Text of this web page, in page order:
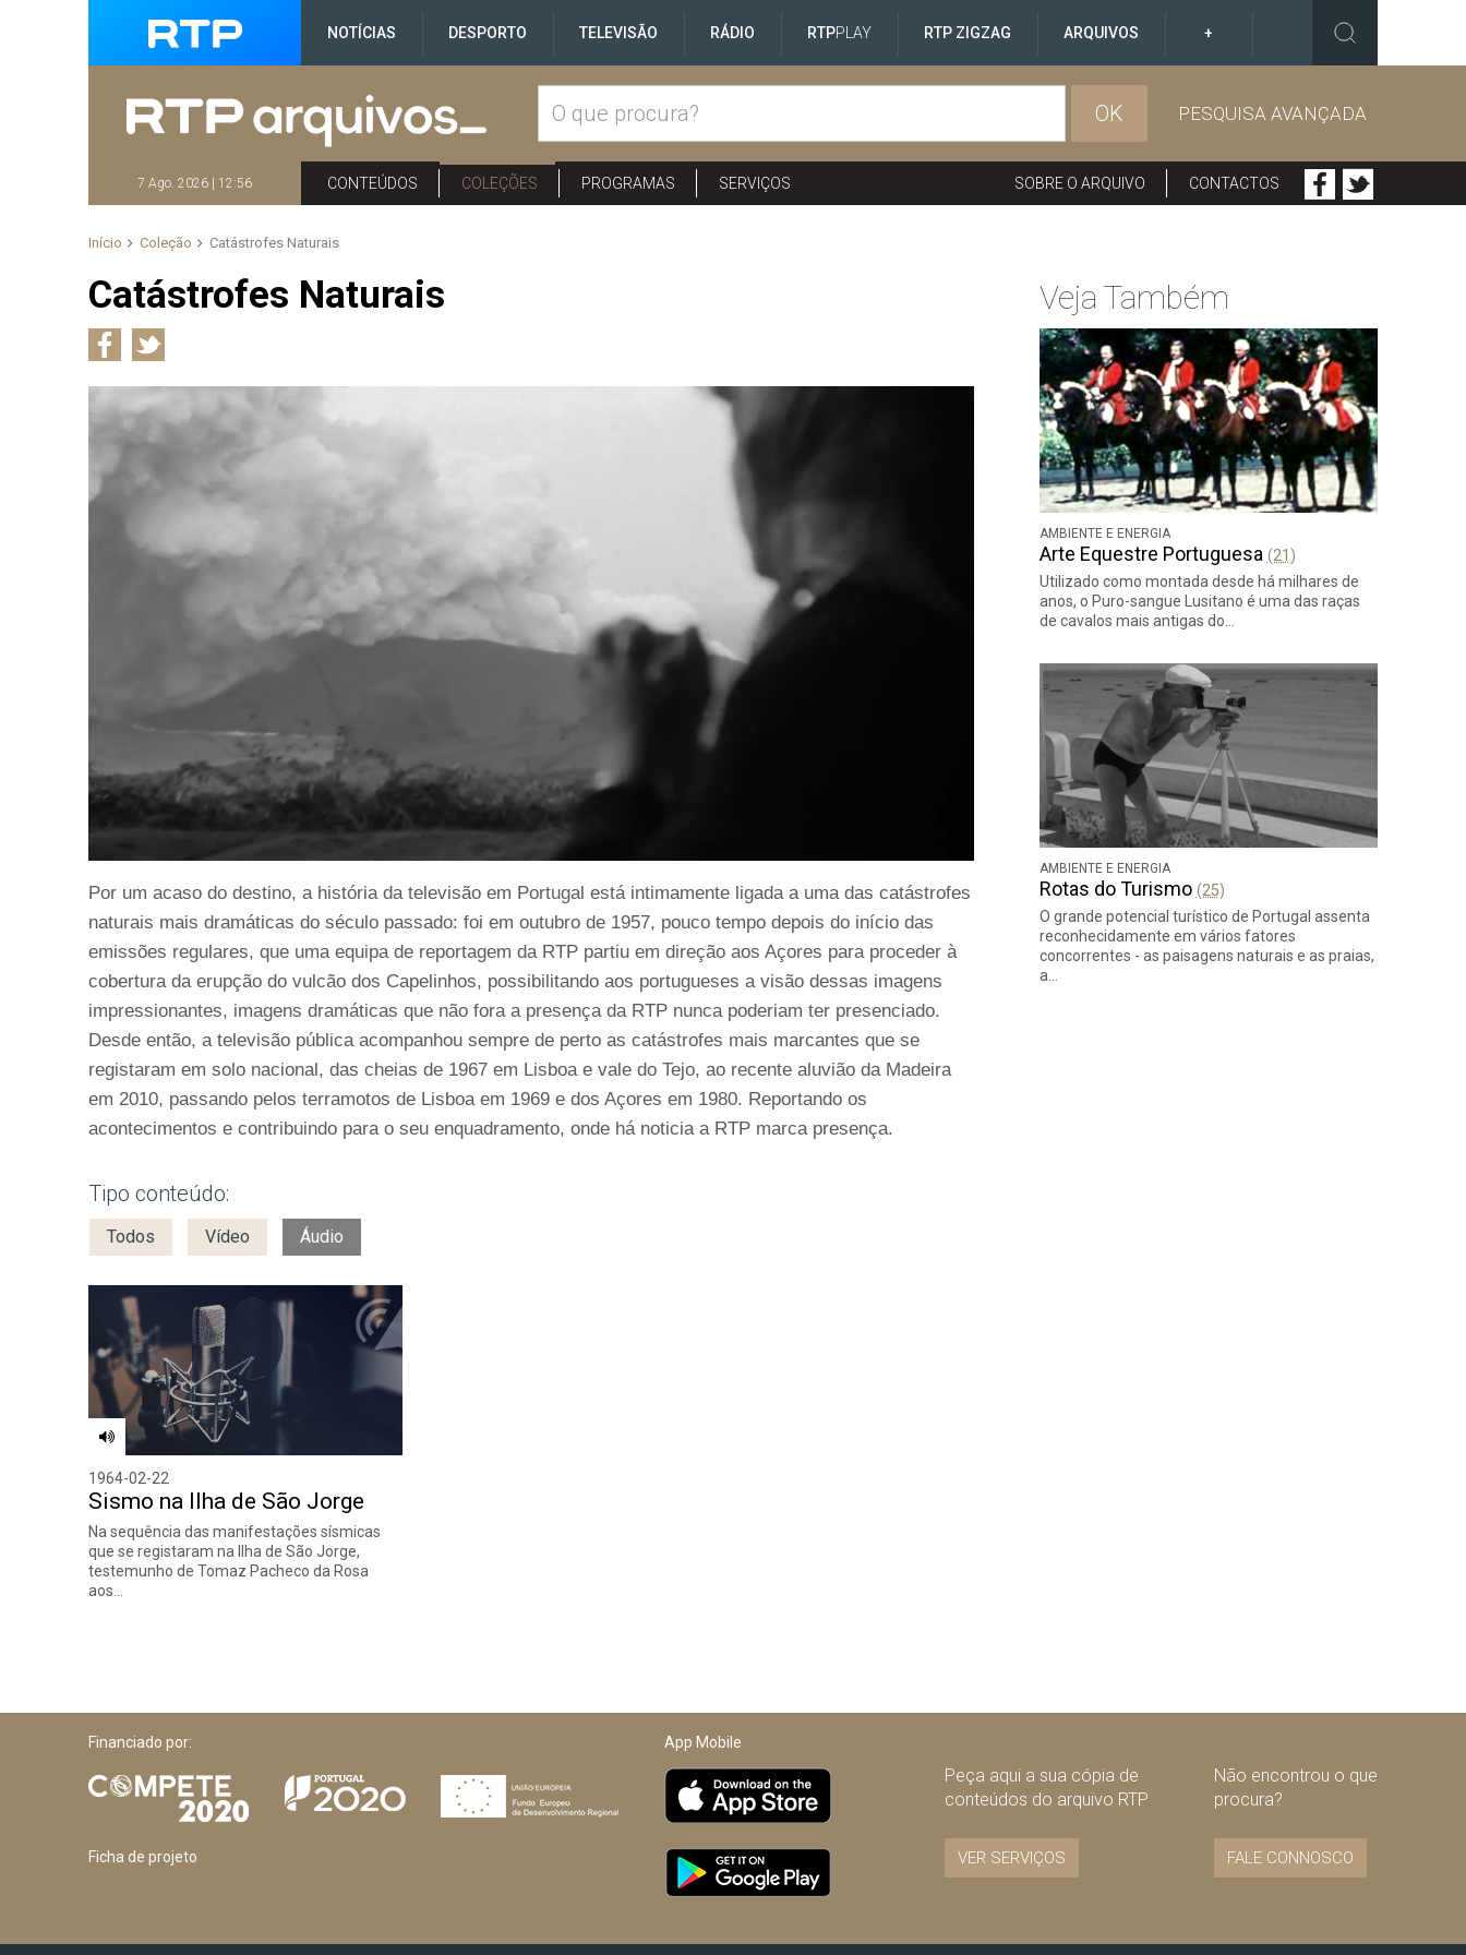
NOTÍCIAS DESPORTO TELEVISÃO RÁDIO RTPPLAY RTP ZIGZAG ARQUIVOS +
OK PESQUISA AVANÇADA
7 Ago. 2026 | 12:56 CONTEÚDOS COLEÇÕES PROGRAMAS SERVIÇOS SOBRE O ARQUIVO CONTACTOS
Início Coleção Catástrofes Naturais
Catástrofes Naturais
Por um acaso do destino, a história da televisão em Portugal está intimamente ligada a uma das catástrofes
naturais mais dramáticas do século passado: foi em outubro de 1957, pouco tempo depois do início das
emissões regulares, que uma equipa de reportagem da RTP partiu em direção aos Açores para proceder à
cobertura da erupção do vulcão dos Capelinhos, possibilitando aos portugueses a visão dessas imagens
impressionantes, imagens dramáticas que não fora a presença da RTP nunca poderiam ter presenciado.
Desde então, a televisão pública acompanhou sempre de perto as catástrofes mais marcantes que se
registaram em solo nacional, das cheias de 1967 em Lisboa e vale do Tejo, ao recente aluvião da Madeira
em 2010, passando pelos terramotos de Lisboa em 1969 e dos Açores em 1980. Reportando os
acontecimentos e contribuindo para o seu enquadramento, onde há noticia a RTP marca presença.
Tipo conteúdo:
Todos Vídeo Áudio
1964-02-22
Sismo na Ilha de São Jorge
Na sequência das manifestações sísmicas
que se registaram na Ilha de São Jorge,
testemunho de Tomaz Pacheco da Rosa
aos…
Veja Também
AMBIENTE E ENERGIA
Arte Equestre Portuguesa (21)
Utilizado como montada desde há milhares de
anos, o Puro-sangue Lusitano é uma das raças
de cavalos mais antigas do…
AMBIENTE E ENERGIA
Rotas do Turismo (25)
O grande potencial turístico de Portugal assenta
reconhecidamente em vários fatores
concorrentes - as paisagens naturais e as praias,
a…
Financiado por:
Ficha de projeto
App Mobile
Peça aqui a sua cópia de
conteúdos do arquivo RTP
VER SERVIÇOS
Não encontrou o que
procura?
FALE CONNOSCO